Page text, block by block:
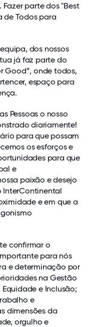
parte dos "Best
de Todos para
dos nossos
já faz parte do
Good”, onde todos,
espaço para
Pessoas o nosso
diariamente!
para que possam
os esforços e
para que
e
paixão e desejo
InterContinental
e em que a
confirmar o
para nós
e determinação por
na Gestão
e Inclusão;
e
dimensões da
orgulho e